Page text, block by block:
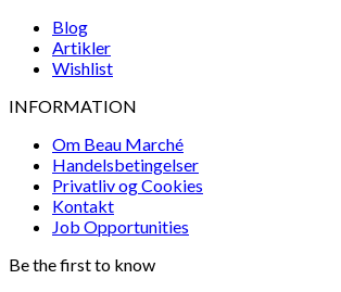
Blog
Artikler
Wishlist
INFORMATION
Om Beau Marché
Handelsbetingelser
Privatliv og Cookies
Kontakt
Job Opportunities
Be the first to know